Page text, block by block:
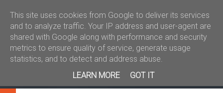
Καλώς ήλθατε Kral News
This site uses cookies from Google to deliver its services
and to analyze traffic. Your IP address and user-agent are
shared with Google along with performance and security
metrics to ensure quality of service, generate usage
statistics, and to detect and address abuse.
LEARN MORE
GOT IT